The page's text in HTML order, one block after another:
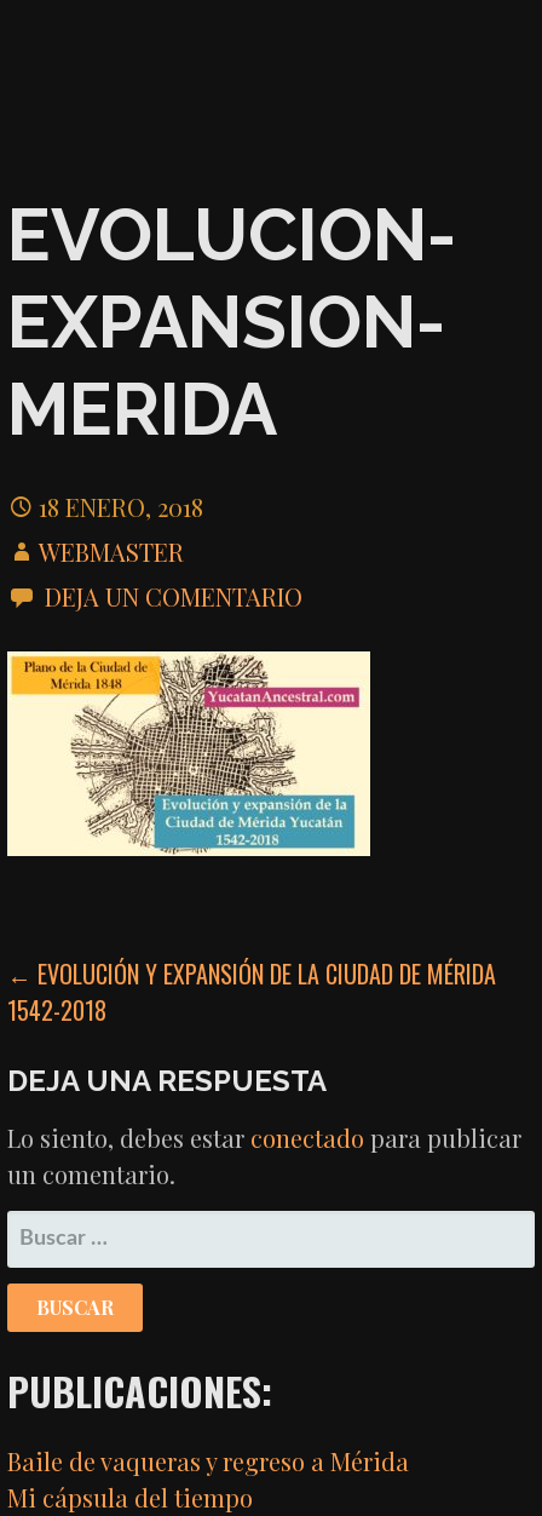
EVOLUCION-
EXPANSION-
MERIDA
18 ENERO, 2018
WEBMASTER
DEJA UN COMENTARIO
NAVEGACIÓN
DE
ENTRADAS
← EVOLUCIÓN Y EXPANSIÓN DE LA CIUDAD DE MÉRIDA
1542-2018
DEJA UNA RESPUESTA
Lo siento, debes estar conectado para publicar
un comentario.
BUSCAR:
PUBLICACIONES:
Baile de vaqueras y regreso a Mérida
Mi cápsula del tiempo